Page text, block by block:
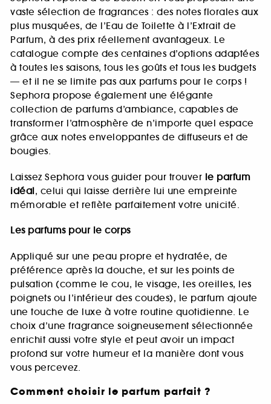
vaste sélection de fragrances : des notes florales aux
plus musquées, de l’Eau de Toilette à l’Extrait de
Parfum, à des prix réellement avantageux. Le
catalogue compte des centaines d’options adaptées
à toutes les saisons, tous les goûts et tous les budgets
— et il ne se limite pas aux parfums pour le corps !
Sephora propose également une élégante
collection de parfums d’ambiance, capables de
transformer l’atmosphère de n’importe quel espace
grâce aux notes enveloppantes de diffuseurs et de
bougies.
Laissez Sephora vous guider pour trouver le parfum
idéal, celui qui laisse derrière lui une empreinte
mémorable et reflète parfaitement votre unicité.
Les parfums pour le corps
Appliqué sur une peau propre et hydratée, de
préférence après la douche, et sur les points de
pulsation (comme le cou, le visage, les oreilles, les
poignets ou l’intérieur des coudes), le parfum ajoute
une touche de luxe à votre routine quotidienne. Le
choix d’une fragrance soigneusement sélectionnée
enrichit aussi votre style et peut avoir un impact
profond sur votre humeur et la manière dont vous
vous percevez.
Comment choisir le parfum parfait ?